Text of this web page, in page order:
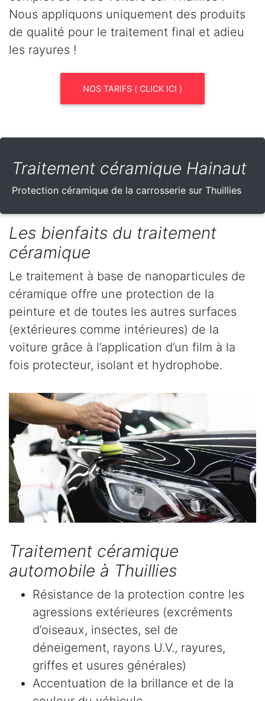
Nous appliquons uniquement des produits
de qualité pour le traitement final et adieu
les rayures !
NOS TARIFS ( CLICK ICI )
Traitement céramique Hainaut
Protection céramique de la carrosserie sur Thuillies
Les bienfaits du traitement
céramique
Le traitement à base de nanoparticules de
céramique offre une protection de la
peinture et de toutes les autres surfaces
(extérieures comme intérieures) de la
voiture grâce à l’application d’un film à la
fois protecteur, isolant et hydrophobe.
Traitement céramique
automobile à Thuillies
Résistance de la protection contre les
agressions extérieures (excréments
d’oiseaux, insectes, sel de
déneigement, rayons U.V., rayures,
griffes et usures générales)
Accentuation de la brillance et de la